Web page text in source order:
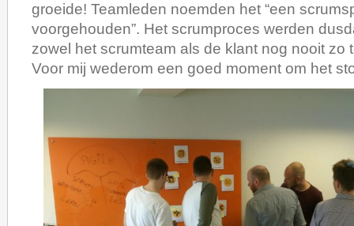
groeide! Teamleden noemden het “een
voorgehouden”. Het scrumproces werden
zowel het scrumteam als de klant nog nooit zo
Voor mij wederom een goed moment om het